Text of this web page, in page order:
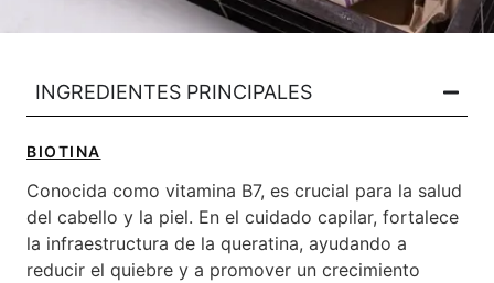
INGREDIENTES PRINCIPALES​
BIOTINA
Conocida como vitamina B7, es crucial para la salud
del cabello y la piel. En el cuidado capilar, fortalece
la infraestructura de la queratina, ayudando a
reducir el quiebre y a promover un crecimiento